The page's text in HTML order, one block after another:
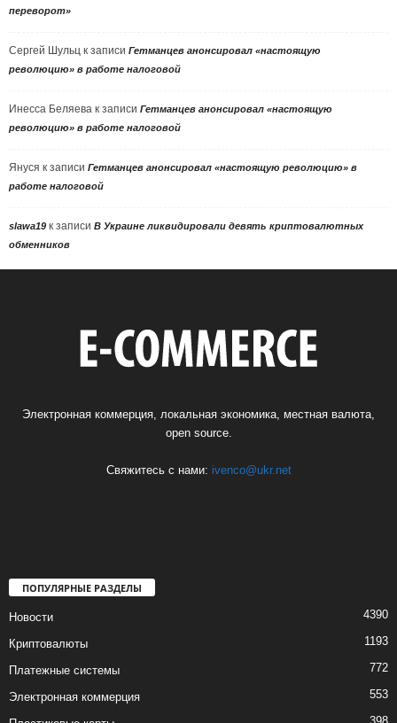
переворот»
Сергей Шульц к записи Гетманцев анонсировал «настоящую
революцию» в работе налоговой
Инесса Беляева к записи Гетманцев анонсировал «настоящую
революцию» в работе налоговой
Януся к записи Гетманцев анонсировал «настоящую революцию» в
работе налоговой
slawa19 к записи В Украине ликвидировали девять криптовалютных
обменников
Электронная коммерция, локальная экономика, местная валюта,
open source.
Свяжитесь с нами: ivenco@ukr.net
ПОПУЛЯРНЫЕ РАЗДЕЛЫ
Новости 4390
Криптовалюты 1193
Платежные системы 772
Электронная коммерция 553